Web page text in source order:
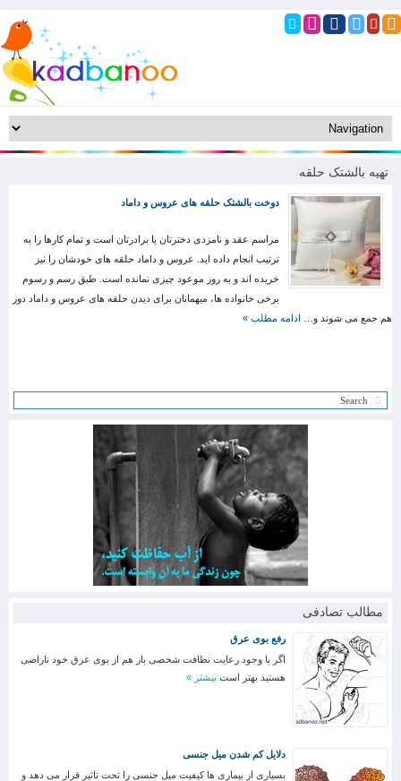
تهیه بالشتک حلقه
دوخت بالشتک حلقه های عروس و داماد
مراسم عقد و نامزدی دخترتان یا برادرتان است و تمام کارها را به
ترتیب انجام داده اید. عروس و داماد حلقه های خودشان را نیز
خریده اند و به روز موعود چیزی نمانده است. طبق رسم و رسوم
برخی خانواده ها، میهمانان برای دیدن حلقه های عروس و داماد دور
هم جمع می شوند و… ادامه مطلب »
مطالب تصادفی
رفع بوی عرق
اگر با وجود رعایت نظافت شخصی باز هم از بوی عرق خود ناراضی
هستید بهتر است بیشتر »
دلایل کم شدن میل جنسی
بسیاری از بیماری ها کیفیت میل جنسی را تحت تاثیر قرار می دهد و